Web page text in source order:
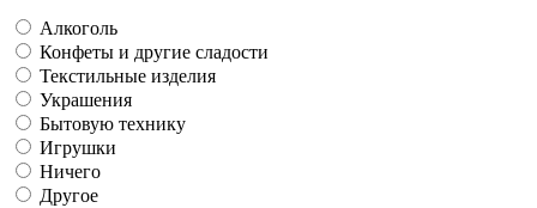
Алкоголь
Конфеты и другие сладости
Текстильные изделия
Украшения
Бытовую технику
Игрушки
Ничего
Другое